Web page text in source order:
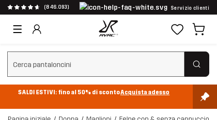
(846.093) Servizio clienti
Cancella ricerca
SALDI ESTIVI: fino al 50% di scontoAcquista adesso